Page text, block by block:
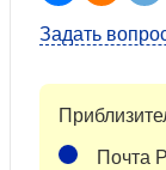
Задать
Почта